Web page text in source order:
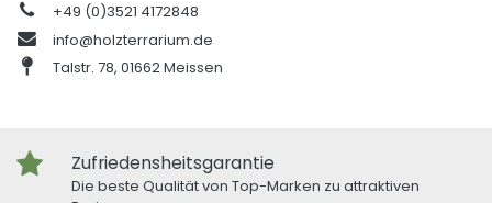
+49 (0)3521 4172848
info@holzterrarium.de
Talstr. 78, 01662 Meissen
Zufriedensheitsgarantie
Die beste Qualität von Top-Marken zu attraktiven